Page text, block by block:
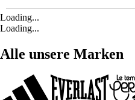
Loading...
Loading...
Alle unsere Marken